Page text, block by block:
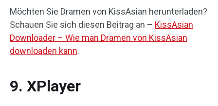
Möchten Sie Dramen von KissAsian herunterladen?
Schauen Sie sich diesen Beitrag an – KissAsian
Downloader – Wie man Dramen von KissAsian
downloaden kann.
9. XPlayer